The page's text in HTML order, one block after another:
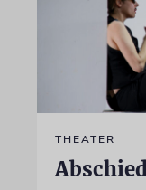
THEATER